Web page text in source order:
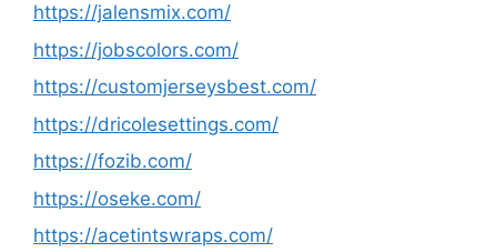
https://jalensmix.com/
https://jobscolors.com/
https://customjerseysbest.com/
https://dricolesettings.com/
https://fozib.com/
https://oseke.com/
https://acetintswraps.com/